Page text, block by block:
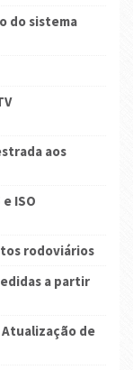
do sistema
aos
ISO
rodoviários
a partir
Atualização de